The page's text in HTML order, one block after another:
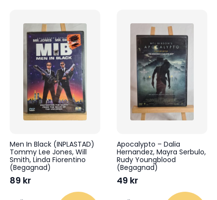
Men In Black (INPLASTAD)
Tommy Lee Jones, Will
Smith, Linda Fiorentino
(Begagnad)
89 kr
Apocalypto – Dalia
Hernandez, Mayra Serbulo,
Rudy Youngblood
(Begagnad)
49 kr